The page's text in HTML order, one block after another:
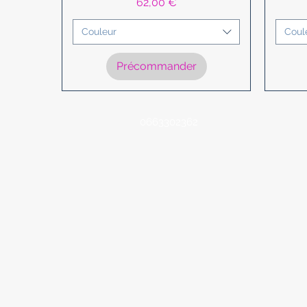
Couleur
Précommander